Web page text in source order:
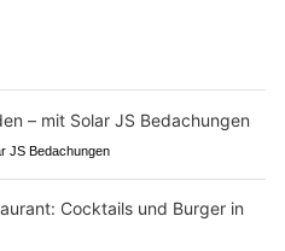
JS Bedachungen